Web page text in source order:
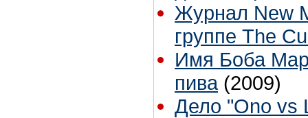
Журнал New
группе The
Имя Боба
пива (2009)
Дело "Ono vs